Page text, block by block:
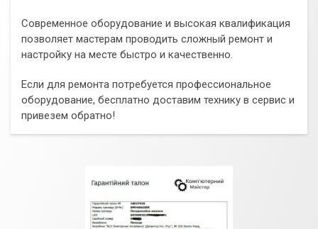
Современное оборудование и высокая квалификация
позволяет мастерам проводить сложный ремонт и
настройку на месте быстро и качественно.
Если для ремонта потребуется профессиональное
оборудование, бесплатно доставим технику в сервис и
привезем обратно!